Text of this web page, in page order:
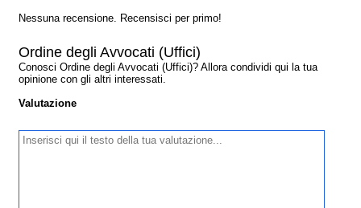
Nessuna recensione. Recensisci per primo!
Ordine degli Avvocati (Uffici)
Conosci Ordine degli Avvocati (Uffici)? Allora condividi qui la tua
opinione con gli altri interessati.
Valutazione